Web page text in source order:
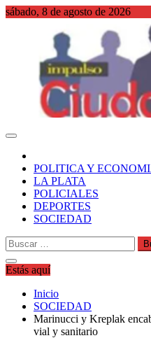
Saltar
sábado, 8 de agosto de 2026
POLITICA Y
LA PLATA
POLICIALES
DEPORTES
SOCIEDAD
Buscar:
Estás aquí
Inicio
SOCIEDAD
Marinucci y Kreplak
vial y sanitario